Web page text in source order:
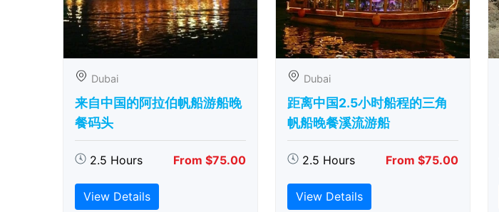
Dubai
来自中国的阿拉伯帆船游船晚
餐码头
2.5 Hours From $75.00
View Details
Dubai
距离中国2.5小时船程的三角
帆船晚餐溪流游船
2.5 Hours From $75.00
View Details